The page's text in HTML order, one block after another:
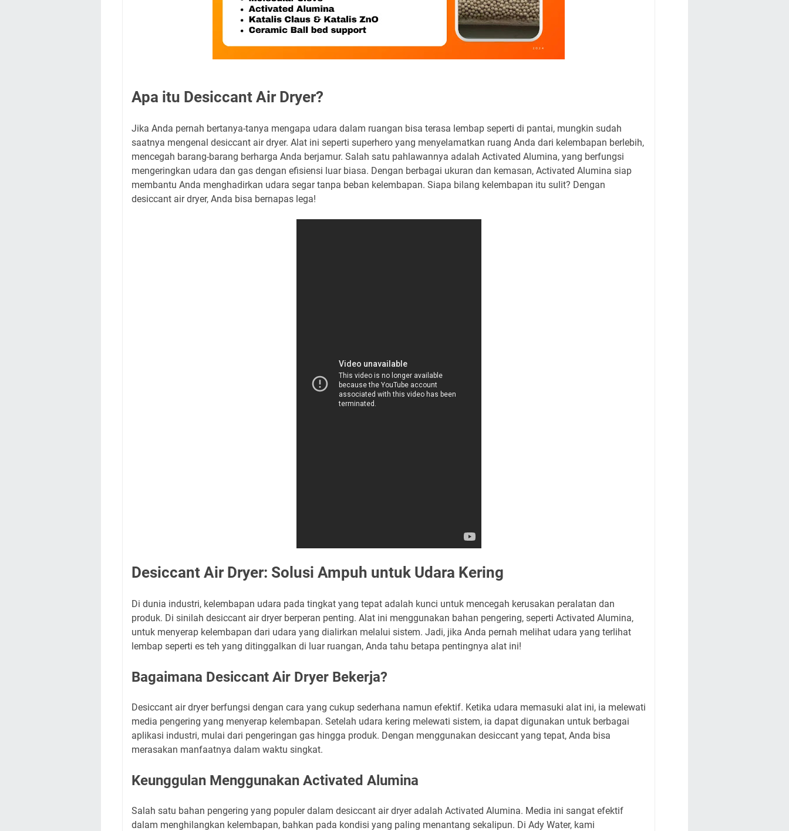
Apa itu Desiccant Air Dryer?
Jika Anda pernah bertanya-tanya mengapa udara dalam ruangan bisa terasa lembap seperti di pantai, mungkin sudah
saatnya mengenal desiccant air dryer. Alat ini seperti superhero yang menyelamatkan ruang Anda dari kelembapan berlebih,
mencegah barang-barang berharga Anda berjamur. Salah satu pahlawannya adalah Activated Alumina, yang berfungsi
mengeringkan udara dan gas dengan efisiensi luar biasa. Dengan berbagai ukuran dan kemasan, Activated Alumina siap
membantu Anda menghadirkan udara segar tanpa beban kelembapan. Siapa bilang kelembapan itu sulit? Dengan
desiccant air dryer, Anda bisa bernapas lega!
Desiccant Air Dryer: Solusi Ampuh untuk Udara Kering
Di dunia industri, kelembapan udara pada tingkat yang tepat adalah kunci untuk mencegah kerusakan peralatan dan
produk. Di sinilah desiccant air dryer berperan penting. Alat ini menggunakan bahan pengering, seperti Activated Alumina,
untuk menyerap kelembapan dari udara yang dialirkan melalui sistem. Jadi, jika Anda pernah melihat udara yang terlihat
lembap seperti es teh yang ditinggalkan di luar ruangan, Anda tahu betapa pentingnya alat ini!
Bagaimana Desiccant Air Dryer Bekerja?
Desiccant air dryer berfungsi dengan cara yang cukup sederhana namun efektif. Ketika udara memasuki alat ini, ia melewati
media pengering yang menyerap kelembapan. Setelah udara kering melewati sistem, ia dapat digunakan untuk berbagai
aplikasi industri, mulai dari pengeringan gas hingga produk. Dengan menggunakan desiccant yang tepat, Anda bisa
merasakan manfaatnya dalam waktu singkat.
Keunggulan Menggunakan Activated Alumina
Salah satu bahan pengering yang populer dalam desiccant air dryer adalah Activated Alumina. Media ini sangat efektif
dalam menghilangkan kelembapan, bahkan pada kondisi yang paling menantang sekalipun. Di Ady Water, kami